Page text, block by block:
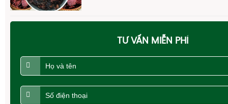
TƯ VẤN MIỄN PHÍ